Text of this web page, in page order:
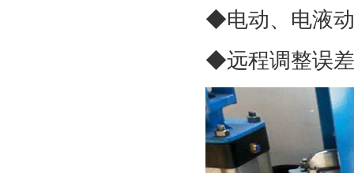
◆电动、电液
◆远程调整误